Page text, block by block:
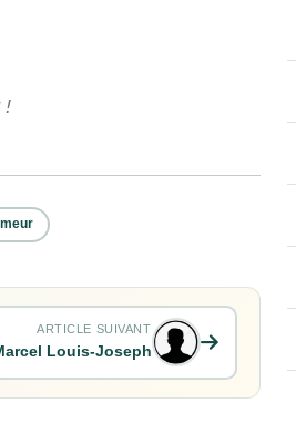
!
ARTICLE SUIVANT
Louis-Joseph